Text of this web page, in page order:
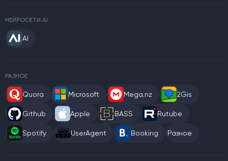
НЕЙРОСЕТИ AI
AI
РАЗНОЕ
Quora Microsoft Mega.nz 2Gis
Github Apple BASS Rutube
Spotify UserAgent Booking Разное